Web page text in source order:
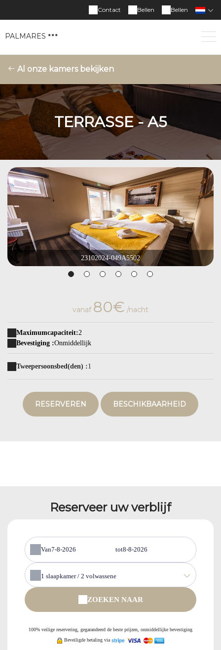
Bellen
Bellen
Contact
PALMARES
Al onze kamers bekijken
TERRASSE - A5
23102024-049A5502
vanaf 80€ /nacht
Maximumcapaciteit:2
Bevestiging :Onmiddellijk
Tweepersoonsbed(den) :1
RESERVEREN BESCHIKBAARHEID
Reserveer uw verblijf
Van tot
1 slaapkamer / 2 volwassene
ZOEKEN NAAR
100% veilige reservering, gegarandeerd de beste prijzen, onmiddellijke bevestiging
Beveiligde betaling via